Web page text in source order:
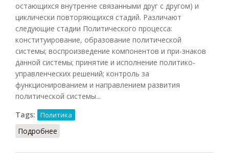
остающихся внутренне связанными друг с другом) и
циклически повторяющихся стадий. Различают
следующие стадии Политического процесса:
конституирование, образование политической
системы; воспроизведение компонентов и при-знаков
данной системы; принятие и исполнение политико-
управленческих решений; контроль за
функционированием и направлением развития
политической системы...
Tags:
Политика
Подробнее